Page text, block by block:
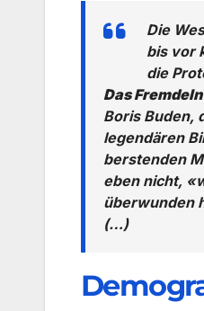
Die
bis vor
die
Das
Boris Buden,
legendären
berstenden
eben nicht,
überwunden
(…)